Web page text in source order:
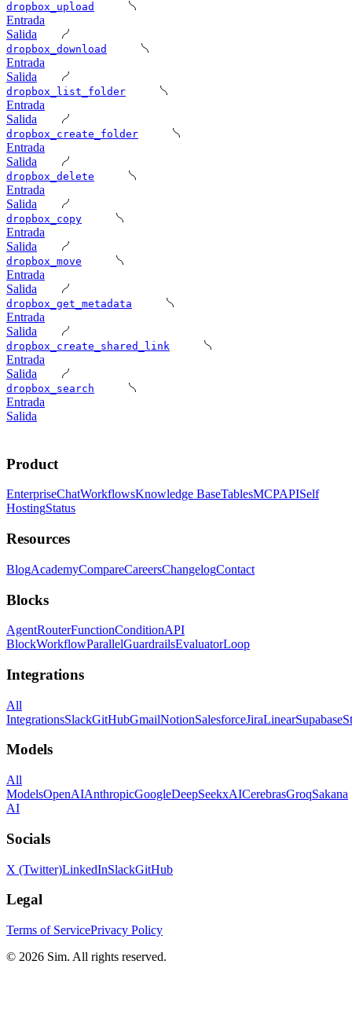
dropbox_upload
Entrada
Salida
dropbox_download
Entrada
Salida
dropbox_list_folder
Entrada
Salida
dropbox_create_folder
Entrada
Salida
dropbox_delete
Entrada
Salida
dropbox_copy
Entrada
Salida
dropbox_move
Entrada
Salida
dropbox_get_metadata
Entrada
Salida
dropbox_create_shared_link
Entrada
Salida
dropbox_search
Entrada
Salida
Product
EnterpriseChatWorkflowsKnowledge BaseTablesMCPAPISelf
HostingStatus
Resources
BlogAcademyCompareCareersChangelogContact
Blocks
AgentRouterFunctionConditionAPI
BlockWorkflowParallelGuardrailsEvaluatorLoop
Integrations
All
IntegrationsSlackGitHubGmailNotionSalesforceJiraLinearSupabase
Models
All
ModelsOpenAIAnthropicGoogleDeepSeekxAICerebrasGroqSakana
AI
Socials
X (Twitter)LinkedInSlackGitHub
Legal
Terms of ServicePrivacy Policy
© 2026 Sim. All rights reserved.